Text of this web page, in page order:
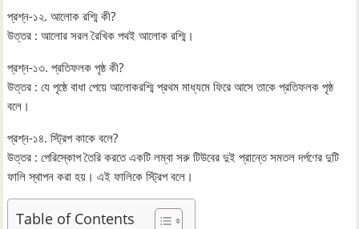
প্রশ্ন-১২. আলোক রশ্মি কী?
উত্তর : আলোর সরল রৈখিক পথই আলোক রশ্মি।
প্রশ্ন-১৩. প্রতিফলক পৃষ্ঠ কী?
উত্তর : যে পৃষ্ঠে বাধা পেয়ে আলোকরশ্মি প্রথম মাধ্যমে ফিরে আসে তাকে প্রতিফলক পৃষ্ঠ
বলে।
প্রশ্ন-১৪. স্ট্রিপ কাকে বলে?
উত্তর : পেরিস্কোপ তৈরি করতে একটি লম্বা সরু টিউবের দুই প্রান্তে সমতল দর্পণের দুটি
ফালি স্থাপন করা হয়। এই ফালিকে স্ট্রিপ বলে।
Table of Contents